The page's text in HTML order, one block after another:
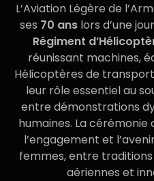
L’Aviation Légère de
ses 70 ans lors d’une
Régiment
réunissant machines,
Hélicoptères de
leur rôle essentiel au
entre démonstrations
humaines. La cérémonie
l’engagement et
femmes, entre
aériennes et